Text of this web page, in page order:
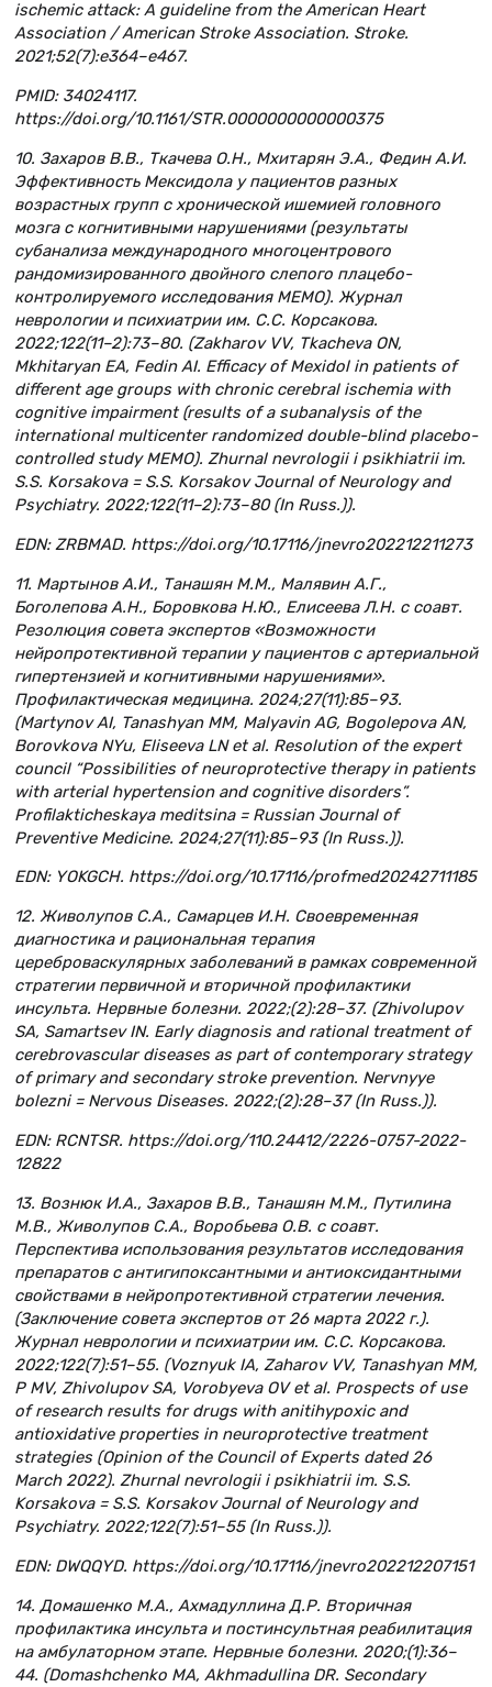
ischemic attack: A guideline from the American Heart
Association / American Stroke Association. Stroke.
2021;52(7):e364–e467.
PMID: 34024117.
https://doi.org/10.1161/STR.0000000000000375
10. Захаров В.В., Ткачева О.Н., Мхитарян Э.А., Федин А.И.
Эффективность Мексидола у пациентов разных
возрастных групп с хронической ишемией головного
мозга c когнитивными нарушениями (результаты
субанализа международного многоцентрового
рандомизированного двойного слепого плацебо-
контролируемого исследования МЕМО). Журнал
неврологии и психиатрии им. С.С. Корсакова.
2022;122(11–2):73–80. (Zakharov VV, Tkacheva ON,
Mkhitaryan EA, Fedin AI. Efficacy of Mexidol in patients of
different age groups with chronic cerebral ischemia with
cognitive impairment (results of a subanalysis of the
international multicenter randomized double-blind placebo-
controlled study MEMO). Zhurnal nevrologii i psikhiatrii im.
S.S. Korsakova = S.S. Korsakov Journal of Neurology and
Psychiatry. 2022;122(11–2):73–80 (In Russ.)).
EDN: ZRBMAD. https://doi.org/10.17116/jnevro202212211273
11. Мартынов А.И., Танашян М.М., Малявин А.Г.,
Боголепова А.Н., Боровкова Н.Ю., Елисеева Л.Н. с соавт.
Резолюция совета экспертов «Возможности
нейропротективной терапии у пациентов с артериальной
гипертензией и когнитивными нарушениями».
Профилактическая медицина. 2024;27(11):85–93.
(Martynov AI, Tanashyan MM, Malyavin AG, Bogolepova AN,
Borovkova NYu, Eliseeva LN et al. Resolution of the expert
council “Possibilities of neuroprotective therapy in patients
with arterial hypertension and cognitive disorders”.
Profilakticheskaya meditsina = Russian Journal of
Preventive Medicine. 2024;27(11):85–93 (In Russ.)).
EDN: YOKGCH. https://doi.org/10.17116/profmed20242711185
12. Живолупов С.А., Самарцев И.Н. Своевременная
диагностика и рациональная терапия
цереброваскулярных заболеваний в рамках современной
стратегии первичной и вторичной профилактики
инсульта. Нервные болезни. 2022;(2):28–37. (Zhivolupov
SA, Samartsev IN. Early diagnosis and rational treatment of
cerebrovascular diseases as part of contemporary strategy
of primary and secondary stroke prevention. Nervnyye
bolezni = Nervous Diseases. 2022;(2):28–37 (In Russ.)).
EDN: RCNTSR. https://doi.org/110.24412/2226-0757-2022-
12822
13. Вознюк И.А., Захаров В.В., Танашян М.М., Путилина
М.В., Живолупов С.А., Воробьева О.В. с соавт.
Перспектива использования результатов исследования
препаратов с антигипоксантными и антиоксидантными
свойствами в нейропротективной стратегии лечения.
(Заключение совета экспертов от 26 марта 2022 г.).
Журнал неврологии и психиатрии им. С.С. Корсакова.
2022;122(7):51–55. (Voznyuk IA, Zaharov VV, Tanashyan MM,
P MV, Zhivolupov SA, Vorobyeva OV et al. Prospects of use
of research results for drugs with anitihypoxic and
antioxidative properties in neuroprotective treatment
strategies (Opinion of the Council of Experts dated 26
March 2022). Zhurnal nevrologii i psikhiatrii im. S.S.
Korsakova = S.S. Korsakov Journal of Neurology and
Psychiatry. 2022;122(7):51–55 (In Russ.)).
EDN: DWQQYD. https://doi.org/10.17116/jnevro202212207151
14. Домашенко М.А., Ахмадуллина Д.Р. Вторичная
профилактика инсульта и постинсультная реабилитация
на амбулаторном этапе. Нервные болезни. 2020;(1):36–
44. (Domashchenko MA, Akhmadullina DR. Secondary